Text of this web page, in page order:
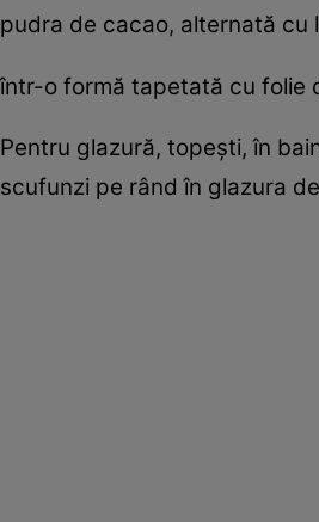
pudra de cacao, alternată cu
într-o formă tapetată cu folie
Pentru glazură, topeşti, în
scufunzi pe rând în glazura